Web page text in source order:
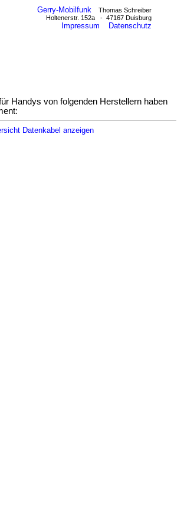
Gerry-Mobilfunk Thomas Schreiber
Holtenerstr. 152a - 47167 Duisburg
Impressum Datenschutz
Handys von folgenden Herstellern haben
Datenkabel anzeigen